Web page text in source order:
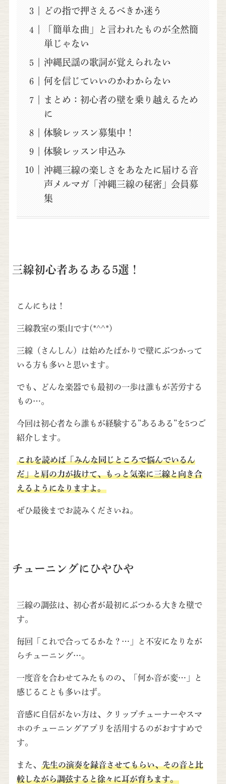
どの指で押さえるべきか迷う
「簡単な曲」と言われたものが全然簡
単じゃない
沖縄民謡の歌詞が覚えられない
何を信じていいのかわからない
まとめ：初心者の壁を乗り越えるため
に
体験レッスン募集中！
体験レッスン申込み
沖縄三線の楽しさをあなたに届ける音
声メルマガ「沖縄三線の秘密」会員募
集
三線初心者あるある5選！
こんにちは！
三線教室の栗山です(*^^*)
三線（さんしん）は始めたばかりで壁にぶつかって
いる方も多いと思います。
でも、どんな楽器でも最初の一歩は誰もが苦労する
もの…。
今回は初心者なら誰もが経験する”あるある”を5つご
紹介します。
これを読めば「みんな同じところで悩んでいるん
だ」と肩の力が抜けて、もっと気楽に三線と向き合
えるようになりますよ。
ぜひ最後までお読みくださいね。
チューニングにひやひや
三線の調弦は、初心者が最初にぶつかる大きな壁で
す。
毎回「これで合ってるかな？…」と不安になりなが
らチューニング…。
一度音を合わせてみたものの、「何か音が変…」と
感じることも多いはず。
音感に自信がない方は、クリップチューナーやスマ
ホのチューニングアプリを活用するのがおすすめで
す。
また、
先生の演奏を録音させてもらい、その音と比
較しながら調弦すると徐々に耳が育ちます。